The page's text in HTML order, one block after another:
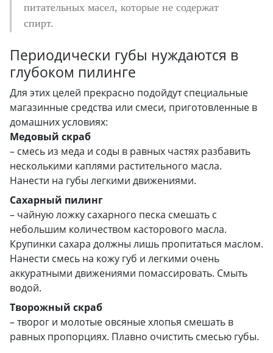
питательных масел, которые не содержат
спирт.
Периодически губы нуждаются в
глубоком пилинге
Для этих целей прекрасно подойдут специальные
магазинные средства или смеси, приготовленные в
домашних условиях:
Медовый скраб
– смесь из меда и соды в равных частях разбавить
несколькими каплями растительного масла.
Нанести на губы легкими движениями.
Сахарный пилинг
– чайную ложку сахарного песка смешать с
небольшим количеством касторового масла.
Крупинки сахара должны лишь пропитаться маслом.
Нанести смесь на кожу губ и легкими очень
аккуратными движениями помассировать. Смыть
водой.
Творожный скраб
– творог и молотые овсяные хлопья смешать в
равных пропорциях. Плавно очистить смесью губы.